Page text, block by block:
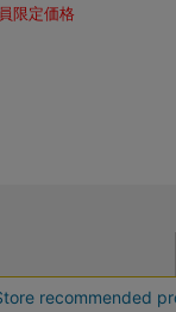
限定価格